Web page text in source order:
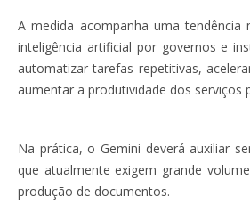
A medida acompanha uma tendência
inteligência artificial por governos e
automatizar tarefas repetitivas,
aumentar a produtividade dos serviços
Na prática, o Gemini deverá auxiliar
que atualmente exigem grande
produção de documentos.